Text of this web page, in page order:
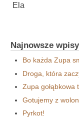
Ela
Najnowsze wpisy
Bo każda Zupa
Droga, która
Zupa gołąbkowa
Gotujemy z
Pyrkot!